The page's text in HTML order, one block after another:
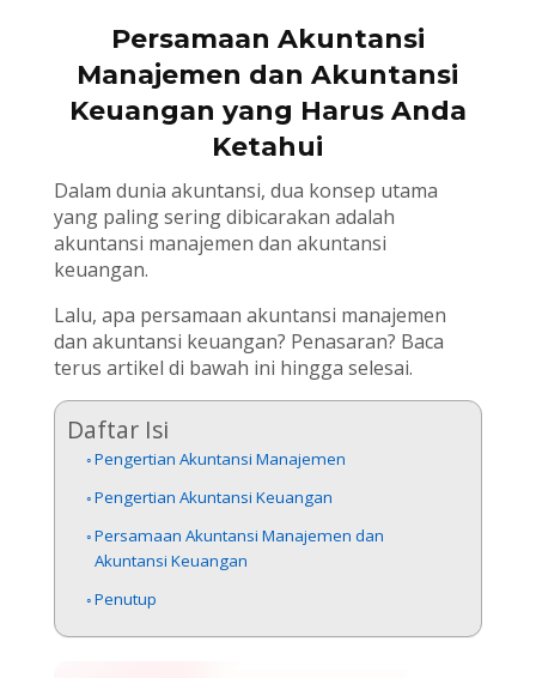
Persamaan Akuntansi
Manajemen dan Akuntansi
Keuangan yang Harus Anda
Ketahui
Dalam dunia akuntansi, dua konsep utama
yang paling sering dibicarakan adalah
akuntansi manajemen dan akuntansi
keuangan.
Lalu, apa persamaan akuntansi manajemen
dan akuntansi keuangan? Penasaran? Baca
terus artikel di bawah ini hingga selesai.
Daftar Isi
Pengertian Akuntansi Manajemen
Pengertian Akuntansi Keuangan
Persamaan Akuntansi Manajemen dan
Akuntansi Keuangan
Penutup